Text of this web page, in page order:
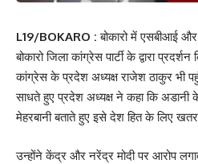
L19/BOKARO :बोकारो में एसबीआई
बोकारो जिला कांग्रेस पार्टी के द्वारा
कांग्रेस के प्रदेश अध्यक्ष राजेश ठाकुर भी
साधते हुए प्रदेश अध्यक्ष ने कहा कि अडानी
मेहरबानी बताते हुए इसे देश हित के लिए
उन्होंने केंद्र और नरेंद्र मोदी पर आरोप